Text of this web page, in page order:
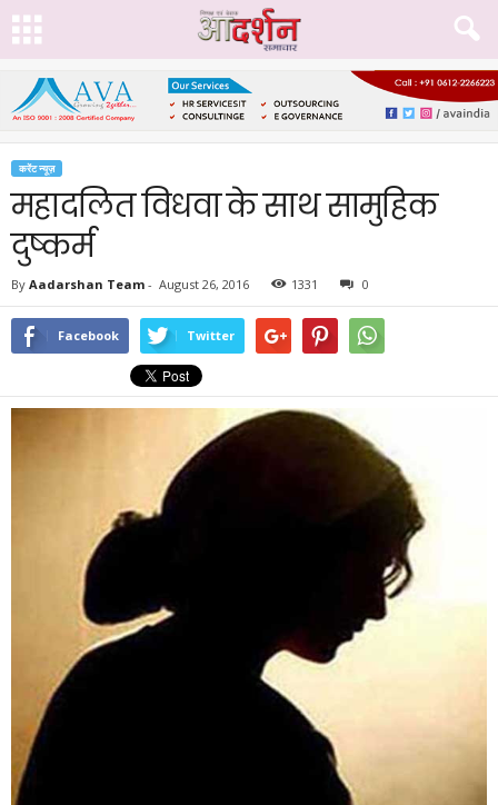
करेंट न्यूज़
महादलित विधवा के साथ सामुहिक
दुष्कर्म
By Aadarshan Team - August 26, 2016 1331 0
Facebook Twitter